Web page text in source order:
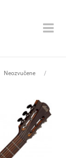
Toggle
Neozvučene